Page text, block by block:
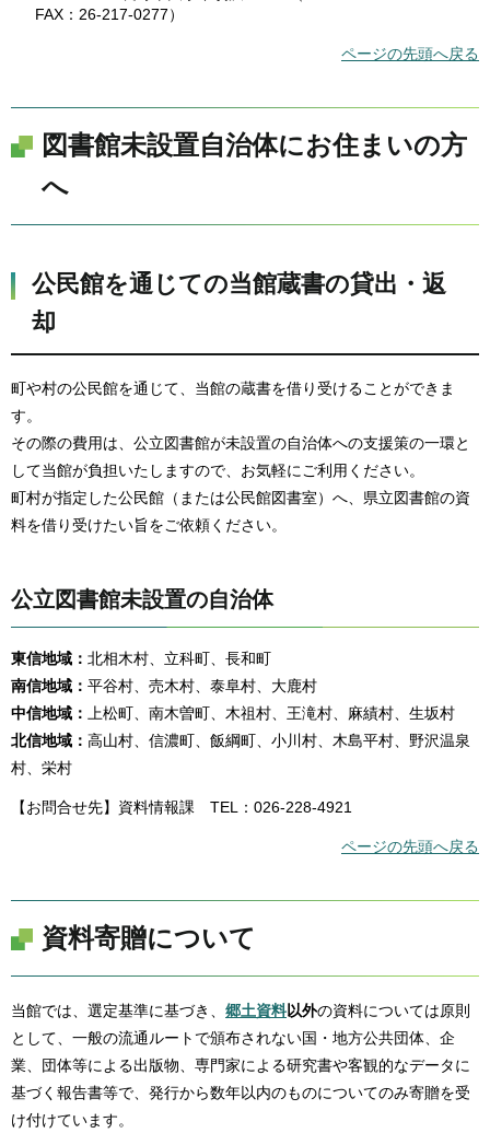
FAX：26-217-0277）
ページの先頭へ戻る
図書館未設置自治体にお住まいの方
へ
公民館を通じての当館蔵書の貸出・返
却
町や村の公民館を通じて、当館の蔵書を借り受けることができま
す。
その際の費用は、公立図書館が未設置の自治体への支援策の一環と
して当館が負担いたしますので、お気軽にご利用ください。
町村が指定した公民館（または公民館図書室）へ、県立図書館の資
料を借り受けたい旨をご依頼ください。
公立図書館未設置の自治体
東信地域： 北相木村、立科町、長和町
南信地域： 平谷村、売木村、泰阜村、大鹿村
中信地域：
上松町、南木曽町、木祖村、王滝村、麻績村、生坂村
北信地域： 高山村、信濃町、飯綱町、小川村、木島平村、野沢温泉
村、栄村
【お問合せ先】資料情報課 TEL：026-228-4921
ページの先頭へ戻る
資料寄贈について
当館では、選定基準に基づき、 郷土資料以外の資料については原則
として、一般の流通ルートで頒布されない国・地方公共団体、企
業、団体等による出版物、専門家による研究書や客観的なデータに
基づく報告書等で、発行から数年以内のものについてのみ寄贈を受
け付けています。